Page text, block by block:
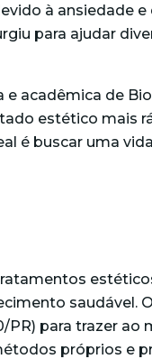
à ansiedade e
para ajudar
acadêmica de
estético mais
é buscar uma
saudável.
para trazer ao
próprios e